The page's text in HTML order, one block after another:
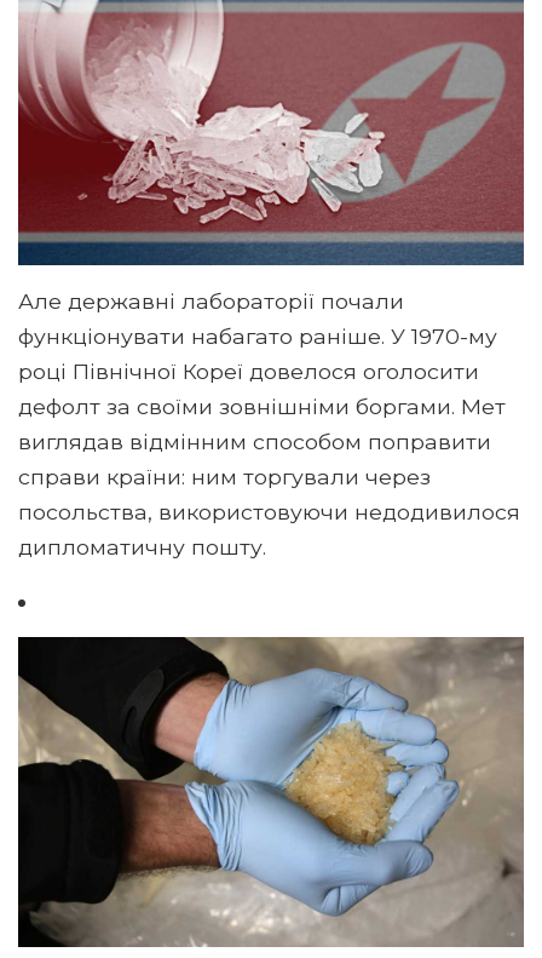
Але державні лабораторії почали
функціонувати набагато раніше. У 1970-му
році Північної Кореї довелося оголосити
дефолт за своїми зовнішніми боргами. Мет
виглядав відмінним способом поправити
справи країни: ним торгували через
посольства, використовуючи недодивилося
дипломатичну пошту.